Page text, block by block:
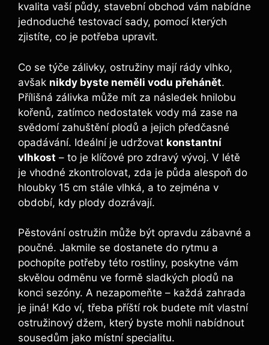
kvalita vaší půdy, stavební obchod vám nabídne
jednoduché testovací sady, pomocí kterých
zjistíte, co je potřeba upravit.
Co se týče zálivky, ostružiny mají rády vlhko,
avšak nikdy byste neměli vodu přehánět.
Přílišná zálivka může mít za následek hnilobu
kořenů, zatímco nedostatek vody má zase na
svědomí zahuštění plodů a jejich předčasné
opadávání. Ideální je udržovat konstantní
vlhkost – to je klíčové pro zdravý vývoj. V létě
je vhodné zkontrolovat, zda je půda alespoň do
hloubky 15 cm stále vlhká, a to zejména v
období, kdy plody dozrávají.
Pěstování ostružin může být opravdu zábavné a
poučné. Jakmile se dostanete do rytmu a
pochopíte potřeby této rostliny, poskytne vám
skvělou odměnu ve formě sladkých plodů na
konci sezóny. A nezapomeňte – každá zahrada
je jiná! Kdo ví, třeba příští rok budete mít vlastní
ostružinový džem, který byste mohli nabídnout
sousedům jako místní specialitu.